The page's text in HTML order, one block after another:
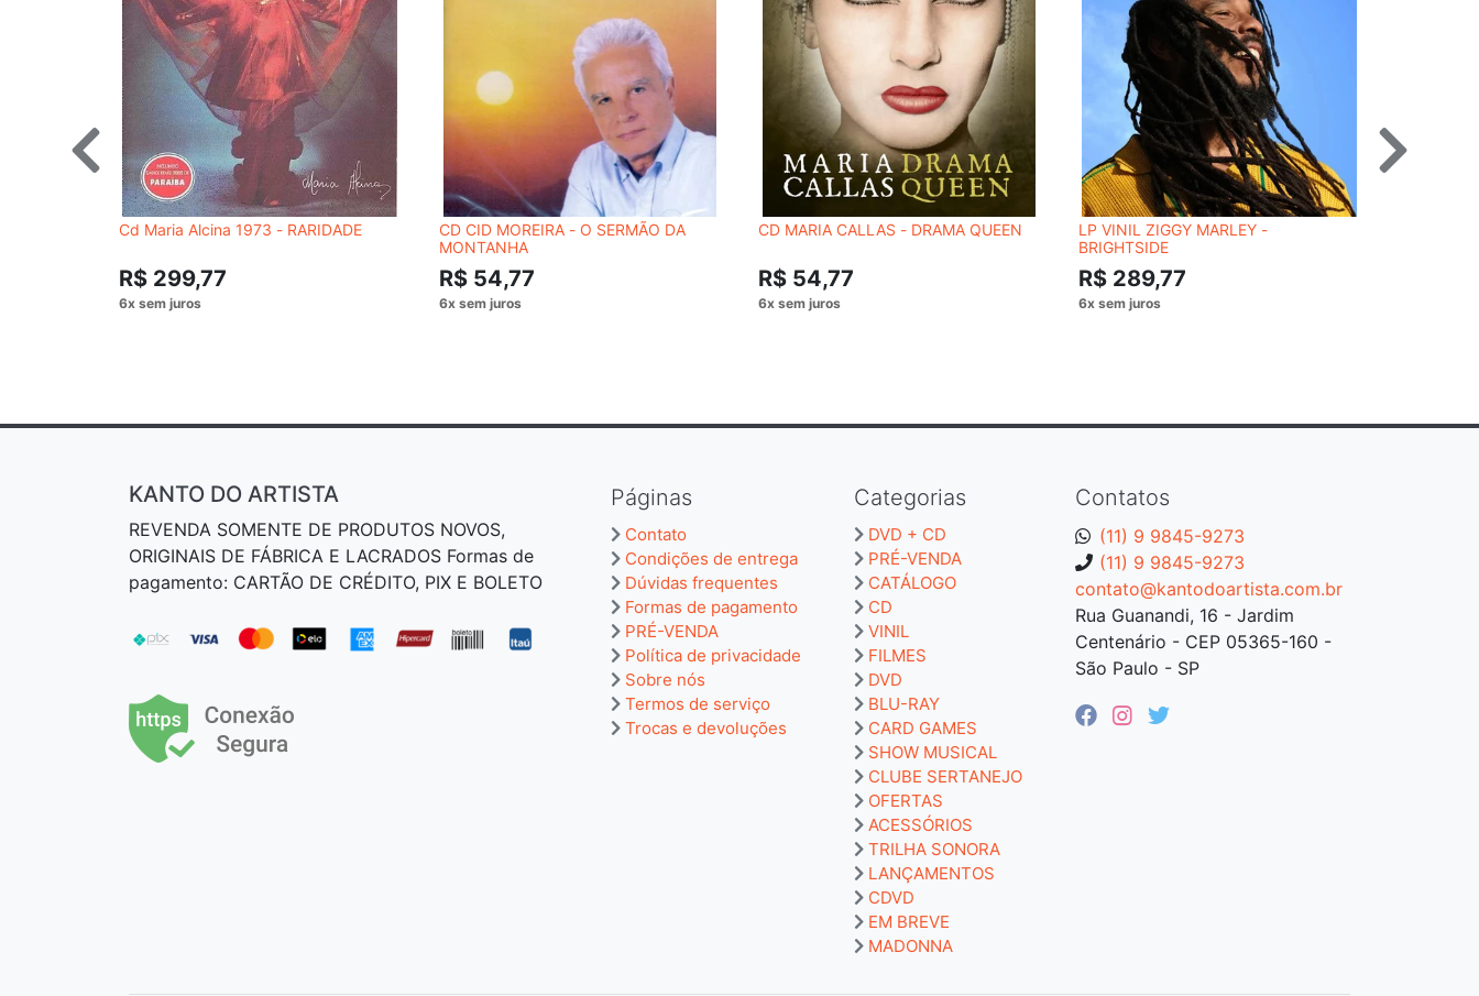
Cd Maria Alcina 1973 - RARIDADE
R$ 299,77
CD CID MOREIRA - O SERMÃO DA
MONTANHA
R$ 54,77
CD MARIA CALLAS - DRAMA QUEEN
R$ 54,77
LP VINIL ZIGGY MARLEY -
BRIGHTSIDE
R$ 289,77
Contatos
(11) 9 9845-9273
(11) 9 9845-9273
contato@kantodoartista.com.br
Rua Guanandi, 16 - Jardim
Centenário - CEP 05365-160 -
São Paulo - SP
Páginas
Contato
Condições de entrega
Dúvidas frequentes
Formas de pagamento
PRÉ-VENDA
Política de privacidade
Sobre nós
Termos de serviço
Trocas e devoluções
Categorias
DVD + CD
PRÉ-VENDA
CATÁLOGO
CD
VINIL
FILMES
DVD
BLU-RAY
CARD GAMES
SHOW MUSICAL
CLUBE SERTANEJO
OFERTAS
ACESSÓRIOS
TRILHA SONORA
LANÇAMENTOS
CDVD
EM BREVE
MADONNA
KANTO DO ARTISTA
REVENDA SOMENTE DE PRODUTOS NOVOS,
ORIGINAIS DE FÁBRICA E LACRADOS Formas de
pagamento: CARTÃO DE CRÉDITO, PIX E BOLETO